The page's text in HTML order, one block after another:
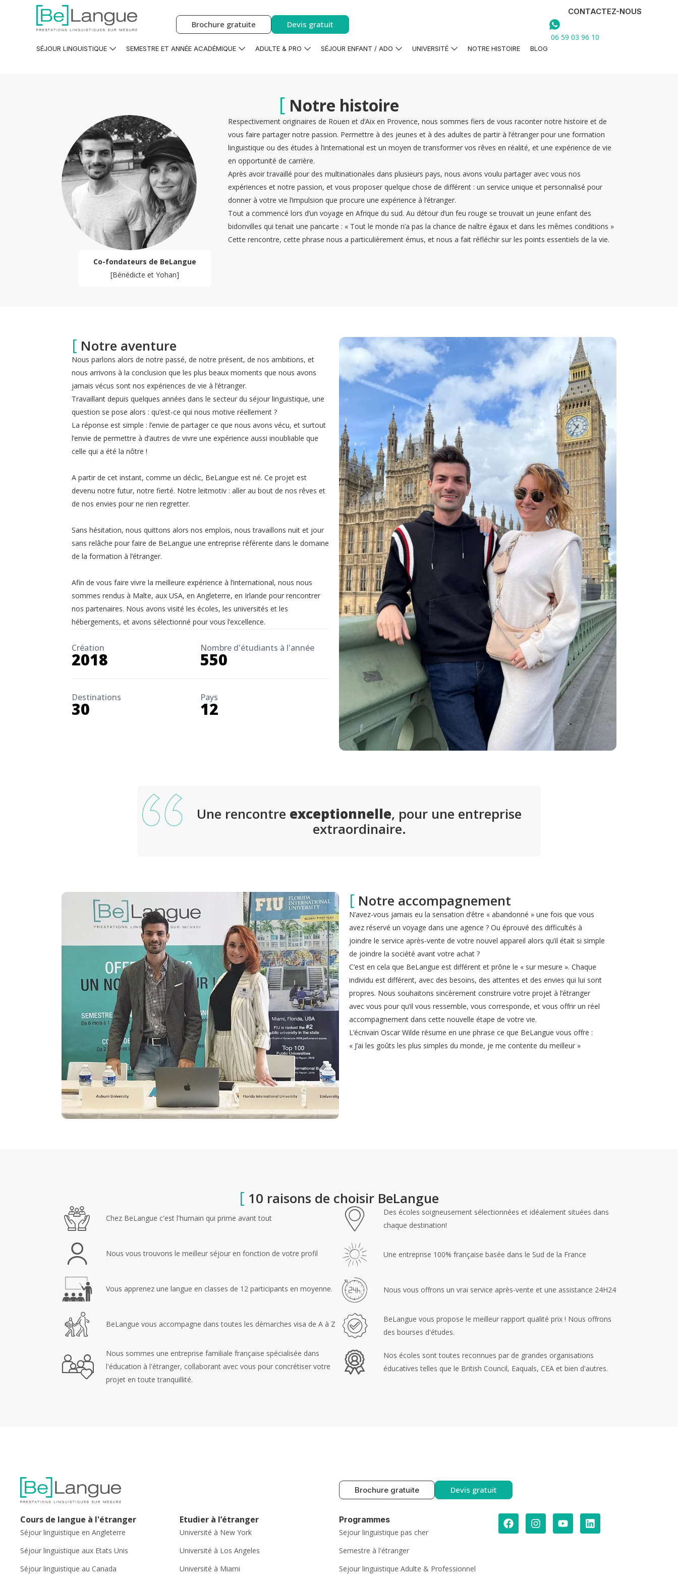
Brochure gratuite Devis gratuit
CONTACTEZ-NOUS
06 59 03 96 10
SÉJOUR LINGUISTIQUE SEMESTRE ET ANNÉE ACADÉMIQUE ADULTE & PRO SÉJOUR ENFANT / ADO UNIVERSITÉ NOTRE HISTOIRE BLOG
[ Notre histoire
Co-fondateurs de BeLangue
[Bénédicte et Yohan]​
Respectivement originaires de Rouen et d’Aix en Provence, nous sommes fiers de vous raconter notre histoire et de
vous faire partager notre passion. Permettre à des jeunes et à des adultes de partir à l’étranger pour une formation
linguistique ou des études à l’international est un moyen de transformer vos rêves en réalité, et une expérience de vie
en opportunité de carrière.
Après avoir travaillé pour des multinationales dans plusieurs pays, nous avons voulu partager avec vous nos
expériences et notre passion, et vous proposer quelque chose de différent : un service unique et personnalisé pour
donner à votre vie l’impulsion que procure une expérience à l’étranger.
Tout a commencé lors d’un voyage en Afrique du sud. Au détour d’un feu rouge se trouvait un jeune enfant des
bidonvilles qui tenait une pancarte : « Tout le monde n’a pas la chance de naître égaux et dans les mêmes conditions »
Cette rencontre, cette phrase nous a particulièrement émus, et nous a fait réfléchir sur les points essentiels de la vie.
[ Notre aventure
Nous parlons alors de notre passé, de notre présent, de nos ambitions, et
nous arrivons à la conclusion que les plus beaux moments que nous avons
jamais vécus sont nos expériences de vie à l’étranger.
Travaillant depuis quelques années dans le secteur du séjour linguistique, une
question se pose alors : qu’est-ce qui nous motive réellement ?
La réponse est simple : l’envie de partager ce que nous avons vécu, et surtout
l’envie de permettre à d’autres de vivre une expérience aussi inoubliable que
celle qui a été la nôtre !
A partir de cet instant, comme un déclic, BeLangue est né. Ce projet est
devenu notre futur, notre fierté. Notre leitmotiv : aller au bout de nos rêves et
de nos envies pour ne rien regretter.
Sans hésitation, nous quittons alors nos emplois, nous travaillons nuit et jour
sans relâche pour faire de BeLangue une entreprise référente dans le domaine
de la formation à l’étranger.
Afin de vous faire vivre la meilleure expérience à l’international, nous nous
sommes rendus à Malte, aux USA, en Angleterre, en Irlande pour rencontrer
nos partenaires. Nous avons visité les écoles, les universités et les
hébergements, et avons sélectionné pour vous l’excellence.
Création
2018
Nombre d'étudiants à l'année
550
Destinations
30
Pays
12
Une rencontre exceptionnelle, pour une entreprise
extraordinaire.
[ Notre accompagnement
N’avez-vous jamais eu la sensation d’être « abandonné » une fois que vous
avez réservé un voyage dans une agence ? Ou éprouvé des difficultés à
joindre le service après-vente de votre nouvel appareil alors qu’il était si simple
de joindre la société avant votre achat ?
C’est en cela que BeLangue est différent et prône le « sur mesure ». Chaque
individu est différent, avec des besoins, des attentes et des envies qui lui sont
propres. Nous souhaitons sincèrement construire votre projet à l’étranger
avec vous pour qu’il vous ressemble, vous corresponde, et vous offrir un réel
accompagnement dans cette nouvelle étape de votre vie.
L’écrivain Oscar Wilde résume en une phrase ce que BeLangue vous offre :
« J’ai les goûts les plus simples du monde, je me contente du meilleur »
[ 10 raisons de choisir BeLangue
Chez BeLangue c'est l'humain qui prime avant tout
Nous vous trouvons le meilleur séjour en fonction de votre profil
Vous apprenez une langue en classes de 12 participants en moyenne.
BeLangue vous accompagne dans toutes les démarches visa de A à Z
Nous sommes une entreprise familiale française spécialisée dans
l'éducation à l'étranger, collaborant avec vous pour concrétiser votre
projet en toute tranquillité.
Des écoles soigneusement sélectionnées et idéalement situées dans
chaque destination!
Une entreprise 100% française basée dans le Sud de la France
Nous vous offrons un vrai service après-vente et une assistance 24H24
BeLangue vous propose le meilleur rapport qualité prix ! Nous offrons
des bourses d'études.
Nos écoles sont toutes reconnues par de grandes organisations
éducatives telles que le British Council, Eaquals, CEA et bien d'autres.
Brochure gratuite Devis gratuit
Cours de langue à l'étranger
Séjour linguistique en Angleterre
Séjour linguistique aux Etats Unis
Séjour linguistique au Canada
Etudier à l’étranger
Université à New York
Université à Los Angeles
Université à Miami
Programmes
Sejour linguistique pas cher
Semestre à l'étranger
Sejour linguistique Adulte & Professionnel